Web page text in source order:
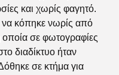
και χωρίς φαγητό.
να κόπηκε νωρίς από
σε φωτογραφίες
διαδίκτυο ήταν
σε κτήμα για